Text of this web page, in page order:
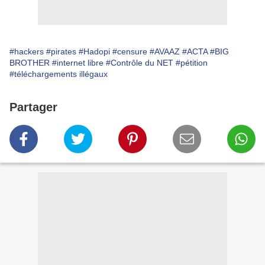
#hackers #pirates #Hadopi #censure #AVAAZ #ACTA #BIG
BROTHER #internet libre #Contrôle du NET #pétition
#téléchargements illégaux
Partager